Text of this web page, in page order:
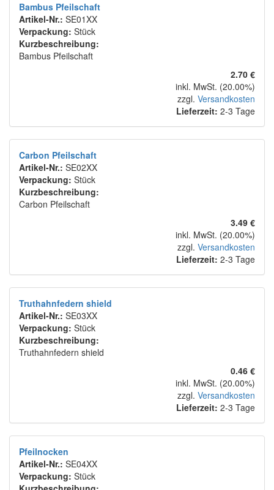
Bambus Pfeilschaft
Artikel-Nr.: SE01XX
Verpackung: Stück
Kurzbeschreibung:
Bambus Pfeilschaft
2.70 €
inkl. MwSt. (20.00%)
zzgl. Versandkosten
Lieferzeit: 2-3 Tage
Carbon Pfeilschaft
Artikel-Nr.: SE02XX
Verpackung: Stück
Kurzbeschreibung:
Carbon Pfeilschaft
3.49 €
inkl. MwSt. (20.00%)
zzgl. Versandkosten
Lieferzeit: 2-3 Tage
Truthahnfedern shield
Artikel-Nr.: SE03XX
Verpackung: Stück
Kurzbeschreibung:
Truthahnfedern shield
0.46 €
inkl. MwSt. (20.00%)
zzgl. Versandkosten
Lieferzeit: 2-3 Tage
Pfeilnocken
Artikel-Nr.: SE04XX
Verpackung: Stück